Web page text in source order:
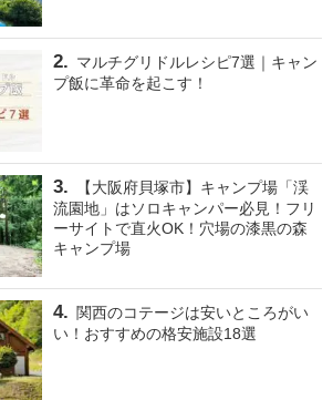
マルチグリドルレシピ7選｜キャン
プ飯に革命を起こす！
【大阪府貝塚市】キャンプ場「渓
流園地」はソロキャンパー必見！フリ
ーサイトで直火OK！穴場の漆黒の森
キャンプ場
関西のコテージは安いところがい
い！おすすめの格安施設18選